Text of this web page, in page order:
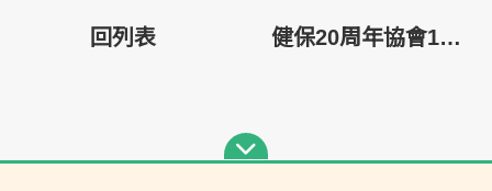
回列表 健保20周年協會10周年感謝暨第三屆第四次會員大會